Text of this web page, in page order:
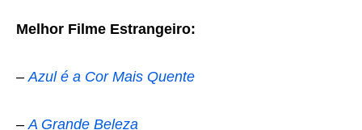
Melhor Filme Estrangeiro:
–Azul é a Cor Mais Quente
–A Grande Beleza